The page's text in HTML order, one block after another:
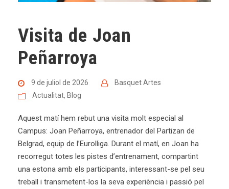
Visita de Joan
Peñarroya
9 de juliol de 2026
Basquet Artes
Actualitat, Blog
Aquest matí hem rebut una visita molt especial al
Campus: Joan Peñarroya, entrenador del Partizan de
Belgrad, equip de l’Eurolliga. Durant el matí, en Joan ha
recorregut totes les pistes d’entrenament, compartint
una estona amb els participants, interessant-se pel seu
treball i transmetent-los la seva experiència i passió pel